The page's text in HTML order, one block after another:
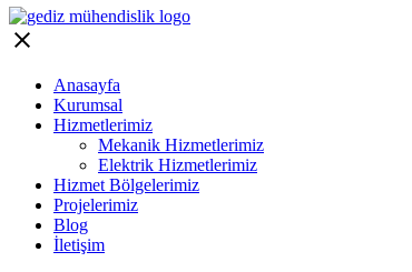
Anasayfa
Kurumsal
Hizmetlerimiz
Mekanik Hizmetlerimiz
Elektrik Hizmetlerimiz
Hizmet Bölgelerimiz
Projelerimiz
Blog
İletişim